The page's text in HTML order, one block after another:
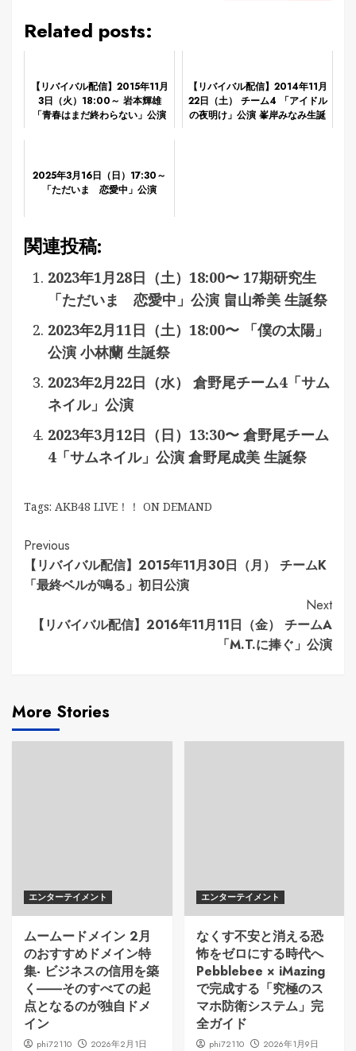
Related posts:
【リバイバル配信】2015年11月
3日（火）18:00～ 岩本輝雄
「青春はまだ終わらない」公演
【リバイバル配信】2014年11月
22日（土） チーム4 「アイドル
の夜明け」公演 峯岸みなみ生誕
2025年3月16日（日）17:30～
「ただいま 恋愛中」公演
関連投稿:
2023年1月28日（土）18:00〜 17期研究生
「ただいま 恋愛中」公演 畠山希美 生誕祭
2023年2月11日（土）18:00〜 「僕の太陽」
公演 小林蘭 生誕祭
2023年2月22日（水） 倉野尾チーム4「サム
ネイル」公演
2023年3月12日（日）13:30〜 倉野尾チーム
4「サムネイル」公演 倉野尾成美 生誕祭
Tags: AKB48 LIVE！！ ON DEMAND
Continue
Reading
Previous
【リバイバル配信】2015年11月30日（月） チームK
「最終ベルが鳴る」初日公演
Next
【リバイバル配信】2016年11月11日（金） チームA
「M.T.に捧ぐ」公演
More Stories
エンターテイメント
ムームードメイン 2月
のおすすめドメイン特
集- ビジネスの信用を築
く――そのすべての起
点となるのが独自ドメ
イン
phi72110 2026年2月1日
エンターテイメント
なくす不安と消える恐
怖をゼロにする時代へ
Pebblebee × iMazing
で完成する「究極のス
マホ防衛システム」完
全ガイド
phi72110 2026年1月9日